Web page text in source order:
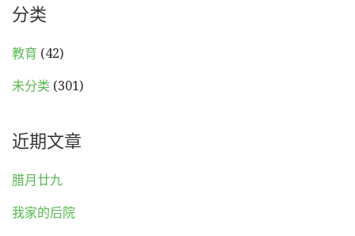
分类
教育 (42)
未分类 (301)
近期文章
腊月廿九
我家的后院